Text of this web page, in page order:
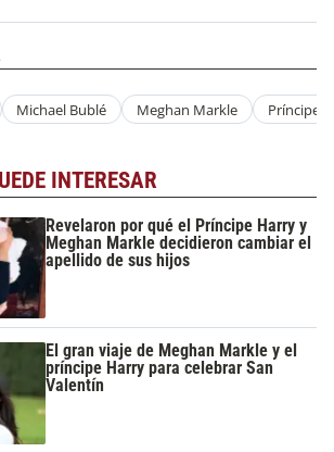
Michael Bublé Meghan Markle Príncipe
INTERESAR
Revelaron por qué el Príncipe Harry y
Meghan Markle decidieron cambiar el
apellido de sus hijos
El gran viaje de Meghan Markle y el
príncipe Harry para celebrar San
Valentín